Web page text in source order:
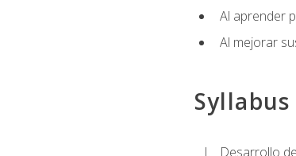
Al aprender
Al mejorar
Syllabus
Desarrollo